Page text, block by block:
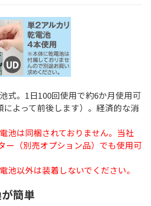
式。1日100回使用で約6か月使用可
よって前後します）。経済的な消
池は同梱されておりません。当社
ー（別売オプション品）でも使用可
池以外は装着しないでください。
簡単